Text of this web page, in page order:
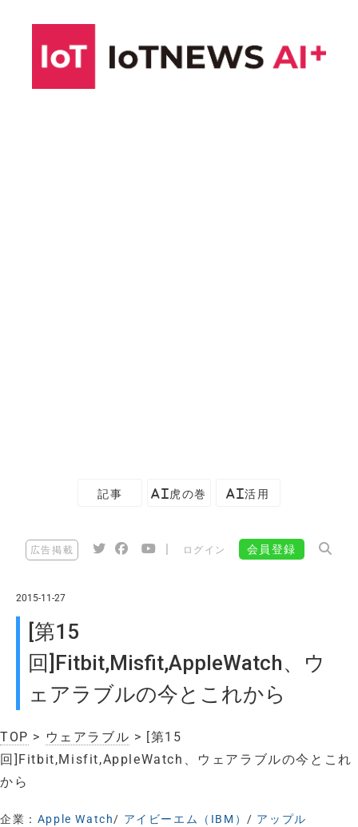
記事 AI虎の巻 AI活用
広告掲載 ログイン 会員登録
2015-11-27
[第15
回]Fitbit,Misfit,AppleWatch、ウ
ェアラブルの今とこれから
TOP > ウェアラブル > [第15
回]Fitbit,Misfit,AppleWatch、ウェアラブルの今とこれ
から
企業： Apple Watch/ アイビーエム（IBM）/ アップル